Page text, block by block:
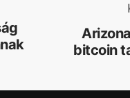
bitcoin